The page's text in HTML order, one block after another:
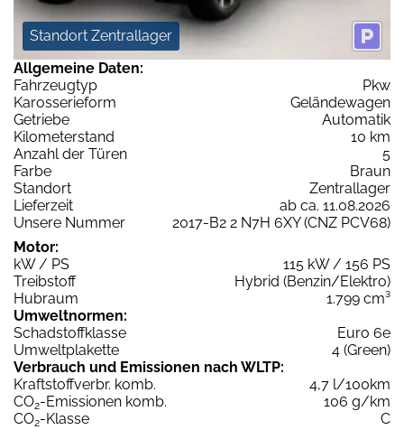
Standort Zentrallager
Allgemeine Daten:
Fahrzeugtyp
Pkw
Karosserieform
Geländewagen
Getriebe
Automatik
Kilometerstand
10 km
Anzahl der Türen
5
Farbe
Braun
Standort
Zentrallager
Lieferzeit
ab ca. 11.08.2026
Unsere Nummer
2017-B2 2 N7H 6XY (CNZ PCV68)
Motor:
kW / PS
115 kW / 156 PS
Treibstoff
Hybrid (Benzin/Elektro)
Hubraum
1.799 cm³
Umweltnormen:
Schadstoffklasse
Euro 6e
Umweltplakette
4 (Green)
Verbrauch und Emissionen nach WLTP:
Kraftstoffverbr. komb.
4,7 l/100km
CO2-Emissionen komb.
106 g/km
CO2-Klasse
C